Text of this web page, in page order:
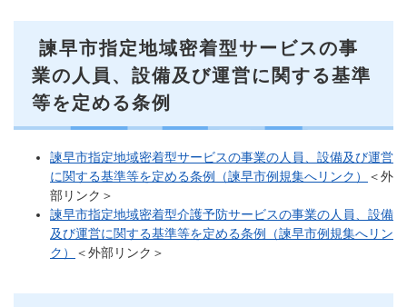
諫早市指定地域密着型サービスの事
業の人員、設備及び運営に関する基準
等を定める条例
諫早市指定地域密着型サービスの事業の人員、設備及び運営
に関する基準等を定める条例（諫早市例規集へリンク）
＜外
部リンク＞
諫早市指定地域密着型介護予防サービスの事業の人員、設備
及び運営に関する基準等を定める条例（諫早市例規集へリン
ク）
＜外部リンク＞